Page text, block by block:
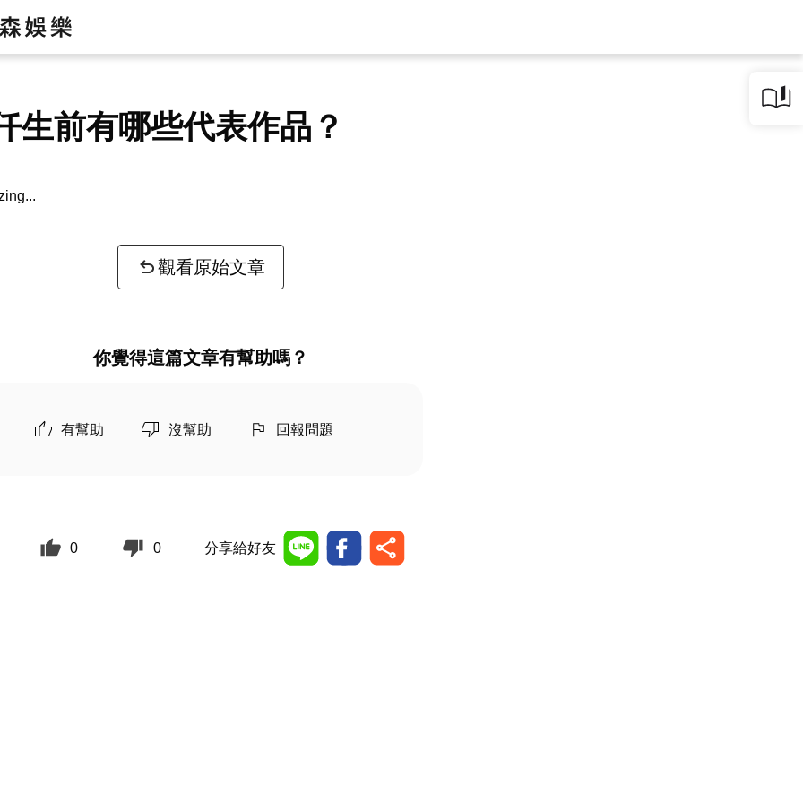
生前有哪些代表作品？
觀看原始文章
你覺得這篇文章有幫助嗎？
有幫助 沒幫助 回報問題
0 0 分享給好友